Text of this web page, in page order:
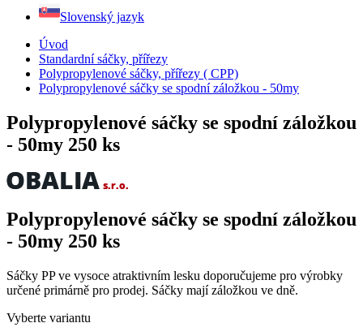
Slovenský jazyk
Úvod
Standardní sáčky, přířezy
Polypropylenové sáčky, přířezy ( CPP)
Polypropylenové sáčky se spodní záložkou - 50my
Polypropylenové sáčky se spodní záložkou
- 50my 250 ks
Polypropylenové sáčky se spodní záložkou
- 50my 250 ks
Sáčky PP ve vysoce atraktivním lesku doporučujeme pro výrobky
určené primárně pro prodej. Sáčky mají záložkou ve dně.
Vyberte variantu